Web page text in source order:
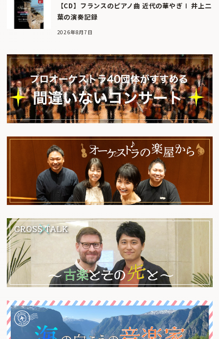
【CD】フランスのピアノ曲 近代の華やぎⅠ 井上二
葉の演奏記録
2026年8月7日